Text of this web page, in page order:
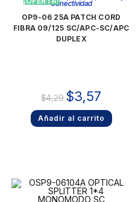
Conectividad
OP9-06 25A PATCH CORD
FIBRA 09/125 SC/APC-SC/APC
DUPLEX
$4,29 $3,57
Añadir al carrito